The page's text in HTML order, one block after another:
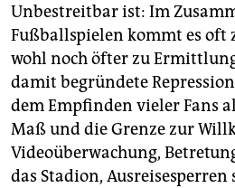
Unbestreitbar ist: Im
Fußballspielen kommt es oft
wohl noch öfter zu
damit begründete
dem Empfinden vieler Fans
Maß und die Grenze zur
Videoüberwachung,
das Stadion,